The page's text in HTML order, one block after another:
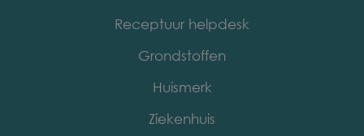
Receptuur helpdesk
Grondstoffen
Huismerk
Ziekenhuis